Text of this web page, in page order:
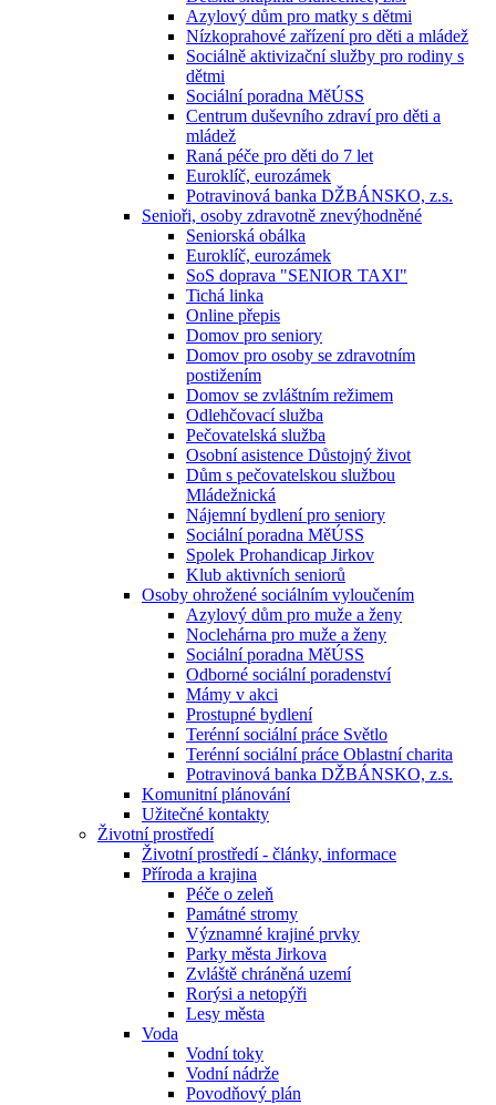
Azylový dům pro matky s dětmi
Nízkoprahové zařízení pro děti a mládež
Sociálně aktivizační služby pro rodiny s
dětmi
Sociální poradna MěÚSS
Centrum duševního zdraví pro děti a
mládež
Raná péče pro děti do 7 let
Euroklíč, eurozámek
Potravinová banka DŽBÁNSKO, z.s.
Senioři, osoby zdravotně znevýhodněné
Seniorská obálka
Euroklíč, eurozámek
SoS doprava "SENIOR TAXI"
Tichá linka
Online přepis
Domov pro seniory
Domov pro osoby se zdravotním
postižením
Domov se zvláštním režimem
Odlehčovací služba
Pečovatelská služba
Osobní asistence Důstojný život
Dům s pečovatelskou službou
Mládežnická
Nájemní bydlení pro seniory
Sociální poradna MěÚSS
Spolek Prohandicap Jirkov
Klub aktivních seniorů
Osoby ohrožené sociálním vyloučením
Azylový dům pro muže a ženy
Noclehárna pro muže a ženy
Sociální poradna MěÚSS
Odborné sociální poradenství
Mámy v akci
Prostupné bydlení
Terénní sociální práce Světlo
Terénní sociální práce Oblastní charita
Potravinová banka DŽBÁNSKO, z.s.
Komunitní plánování
Užitečné kontakty
Životní prostředí
Životní prostředí - články, informace
Příroda a krajina
Péče o zeleň
Památné stromy
Významné krajiné prvky
Parky města Jirkova
Zvláště chráněná uzemí
Rorýsi a netopýři
Lesy města
Voda
Vodní toky
Vodní nádrže
Povodňový plán